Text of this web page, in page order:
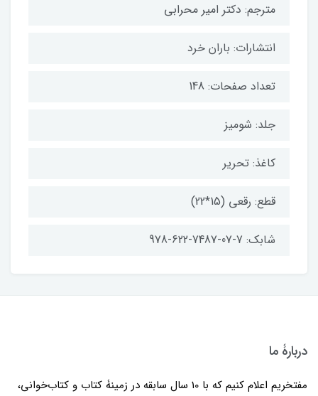
مترجم: دکتر امیر محرابی
انتشارات: باران خرد
تعداد صفحات: 148
جلد: شومیز
کاغذ: تحریر
قطع: رقعی (15*22)
شابک: 7-07-7487-622-978
دربارۀ ما
مفتخریم اعلام کنیم که با 10 سال سابقه در زمینۀ کتاب و کتاب‌خوانی،